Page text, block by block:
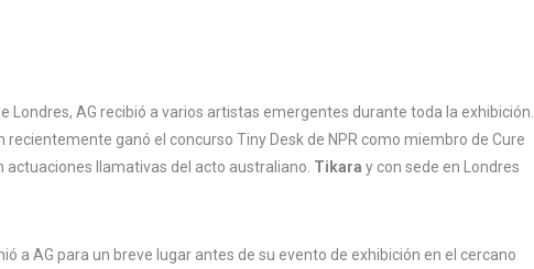
Londres, AG recibió a varios artistas emergentes durante toda la exhibición.
recientemente ganó el concurso Tiny Desk de NPR como miembro de Cure
llamativas del acto australiano. Tikara y con sede en Londres
a AG para un breve lugar antes de su evento de exhibición en el cercano